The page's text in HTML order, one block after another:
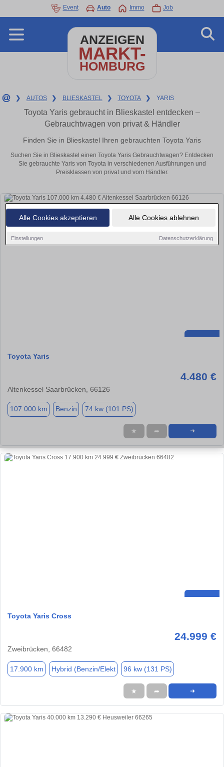
Alle Cookies akzeptieren Alle Cookies ablehnen
Einstellungen Datenschutzerklärung
Event Auto Immo Job
ANZEIGEN
MARKT-
HOMBURG
❯ AUTOS ❯ BLIESKASTEL ❯ TOYOTA ❯ YARIS
Toyota Yaris gebraucht in Blieskastel entdecken –
Gebrauchtwagen von privat & Händler
Finden Sie in Blieskastel Ihren gebrauchten Toyota Yaris
Suchen Sie in Blieskastel einen Toyota Yaris Gebrauchtwagen? Entdecken
Sie gebrauchte Yaris von Toyota in verschiedenen Ausführungen und
Preisklassen von privat und vom Händler.
Toyota Yaris
4.480 €
Altenkessel Saarbrücken, 66126
107.000 km Benzin 74 kw (101 PS)
★ ➦ ➜
Toyota Yaris Cross
24.999 €
Zweibrücken, 66482
17.900 km Hybrid (Benzin/Elekt 96 kw (131 PS)
★ ➦ ➜